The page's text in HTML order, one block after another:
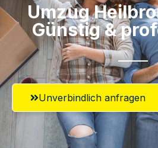
Umzug
Günstig &
Unverbindlich anfragen